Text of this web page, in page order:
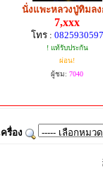
นั่งแพะหลวงปู่ทิมลง
7,xxx
โทร : 0825930597
! แท้รับประกัน
ผ่อน!
ผู้ชม: 7040
รื่อง